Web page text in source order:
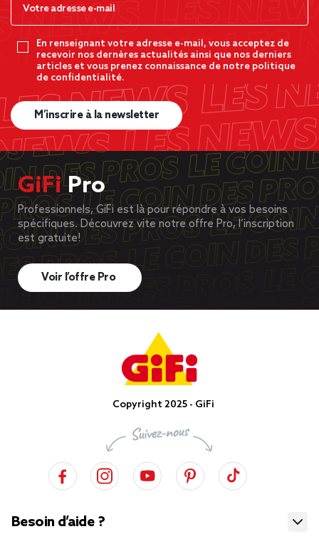
En renseignant votre adresse e-mail, vous acceptez de
recevoir nos dernères actualités ainsi que nos derniers
articles et vous prenez connaissance de notre politique
de confidentialité.
M’inscrire à la newsletter
GiFiPro
Professionnels, GiFi est là pour répondre à vos besoins
spécifiques. Découvrez vite notre offre Pro, l’inscription
est gratuite!
Voir l’offre Pro
Copyright 2025 - GiFi
Besoin d’aide ?